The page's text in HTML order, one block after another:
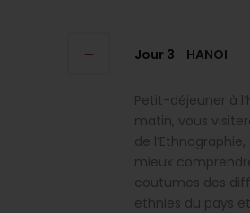
Jour 3 HANOI
Petit-déjeuner à
matin, vous
de
mieux
coutumes des
ethnies du pays